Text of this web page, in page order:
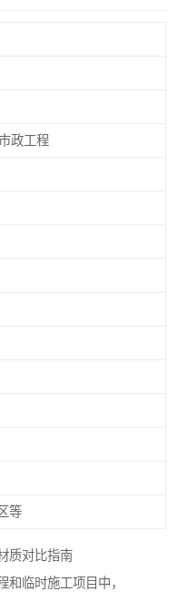
政工程
等
质对比指南
临时施工项目中，